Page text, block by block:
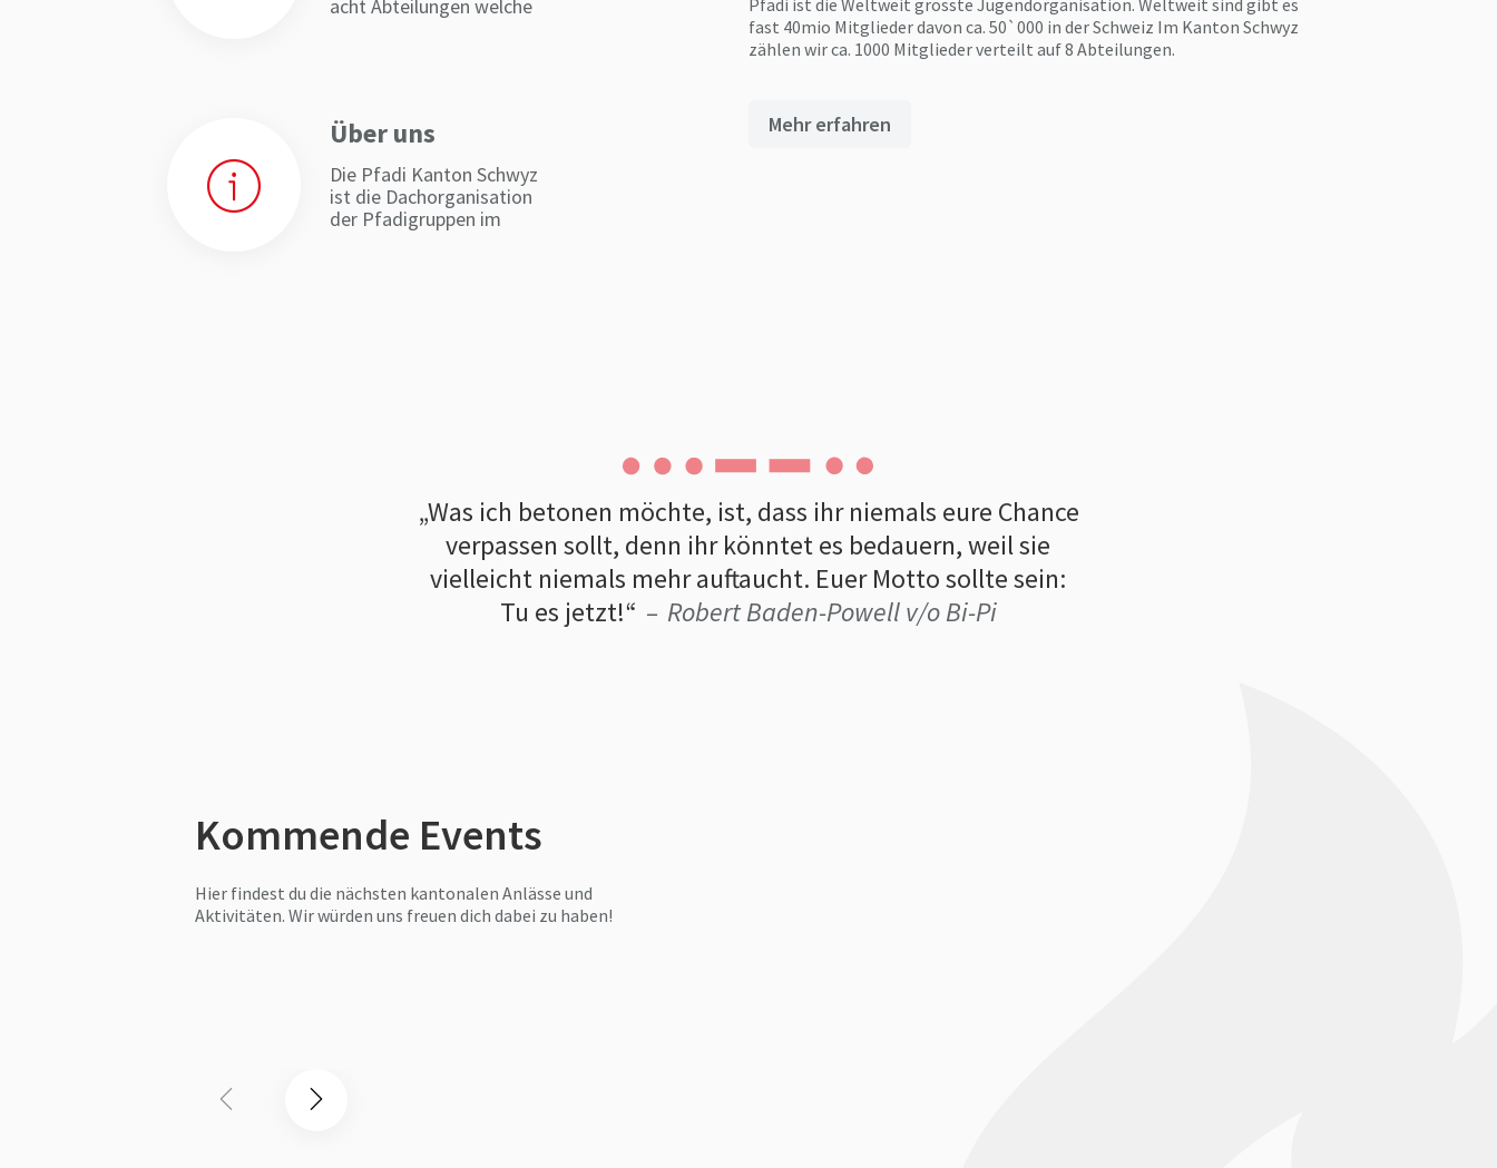
acht Abteilungen welche
Über uns
Die Pfadi Kanton Schwyz
ist die Dachorganisation
der Pfadigruppen im
Pfadi ist die Weltweit grösste Jugendorganisation. Weltweit sind gibt es
fast 40mio Mitglieder davon ca. 50`000 in der Schweiz Im Kanton Schwyz
zählen wir ca. 1000 Mitglieder verteilt auf 8 Abteilungen.
Mehr erfahren
Was ich betonen möchte, ist, dass ihr niemals eure Chance
verpassen sollt, denn ihr könntet es bedauern, weil sie
vielleicht niemals mehr auftaucht. Euer Motto sollte sein:
Tu es jetzt!
Robert Baden-Powell v/o Bi-Pi
Kommende Events
Hier findest du die nächsten kantonalen Anlässe und
Aktivitäten. Wir würden uns freuen dich dabei zu haben!